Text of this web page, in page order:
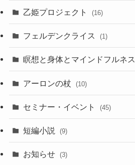
乙姫プロジェクト (16)
フェルデンクライス (1)
瞑想と身体とマインドフルネス
アーロンの杖 (10)
セミナー・イベント (45)
短編小説 (9)
お知らせ (3)